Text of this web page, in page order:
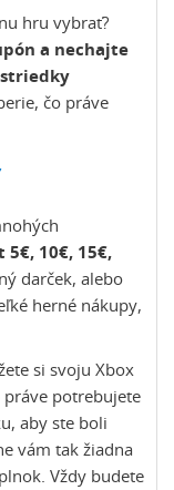
hru vybrať?
a nechajte
čo práve
5€, 10€, 15€,
darček, alebo
herné nákupy,
si svoju Xbox
potrebujete
aby ste boli
vám tak žiadna
Vždy budete